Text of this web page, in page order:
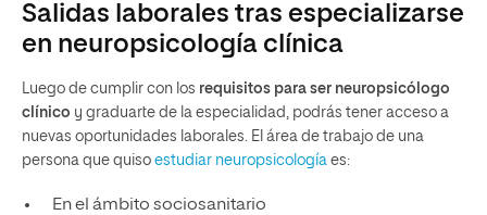
Salidas laborales tras especializarse
en neuropsicología clínica
Luego de cumplir con los requisitos para ser neuropsicólogo
clínico y graduarte de la especialidad, podrás tener acceso a
nuevas oportunidades laborales. El área de trabajo de una
persona que quiso estudiar neuropsicología es:
En el ámbito sociosanitario